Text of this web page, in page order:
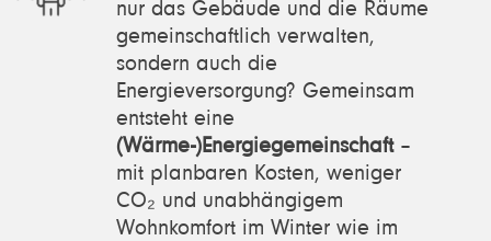
nur das Gebäude und die Räume
gemeinschaftlich verwalten,
sondern auch die
Energieversorgung? Gemeinsam
entsteht eine
(Wärme-)Energiegemeinschaft–
mit planbaren Kosten, weniger
CO₂ und unabhängigem
Wohnkomfort im Winter wie im